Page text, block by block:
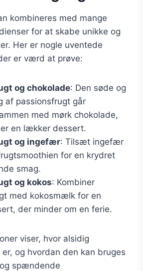
kombineres med mange
for at skabe unikke og
Her er nogle uventede
er værd at prøve:
og chokolade: Den søde og
af passionsfrugt går
med mørk chokolade,
en lækker dessert.
og ingefær: Tilsæt ingefær
for en krydret
smag.
og kokos: Kombiner
med kokosmælk for en
der minder om en ferie.
viser, hvor alsidig
og hvordan den kan bruges
spændende